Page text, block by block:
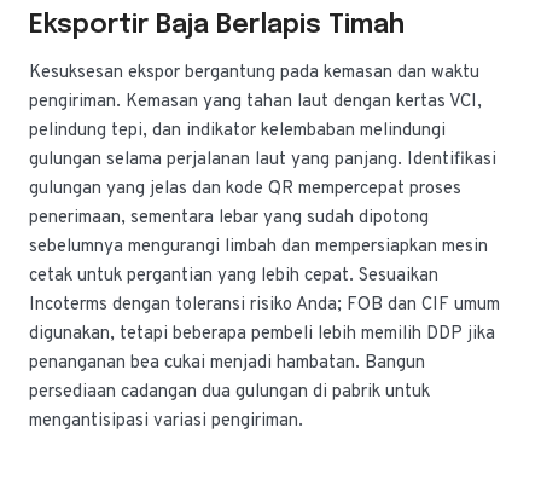
Eksportir Baja Berlapis Timah
Kesuksesan ekspor bergantung pada kemasan dan waktu
pengiriman. Kemasan yang tahan laut dengan kertas VCI,
pelindung tepi, dan indikator kelembaban melindungi
gulungan selama perjalanan laut yang panjang. Identifikasi
gulungan yang jelas dan kode QR mempercepat proses
penerimaan, sementara lebar yang sudah dipotong
sebelumnya mengurangi limbah dan mempersiapkan mesin
cetak untuk pergantian yang lebih cepat. Sesuaikan
Incoterms dengan toleransi risiko Anda; FOB dan CIF umum
digunakan, tetapi beberapa pembeli lebih memilih DDP jika
penanganan bea cukai menjadi hambatan. Bangun
persediaan cadangan dua gulungan di pabrik untuk
mengantisipasi variasi pengiriman.